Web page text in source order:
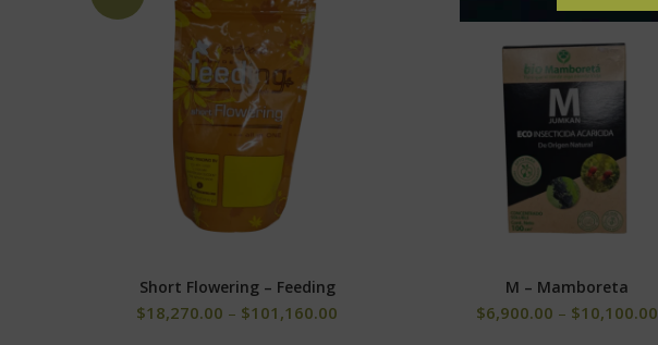
SELECCIONAR OPCIONES
Short Flowering – Feeding
$18,270.00 – $101,160.00
SELECCIONAR OPCIONES
M – Mamboreta
$6,900.00 – $10,100.00